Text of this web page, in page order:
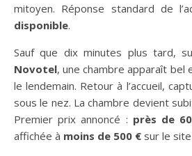
mitoyen. Réponse standard de
disponible.
Sauf que dix minutes plus tard,
Novotel, une chambre apparaît bel
le lendemain. Retour à l’accueil,
sous le nez. La chambre devient
Premier prix annoncé : près de
affichée à moins de 500 € sur le